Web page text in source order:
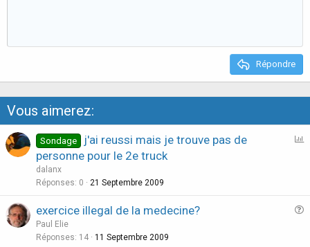
Répondre
Vous aimerez:
Sondage
j'ai reussi mais je trouve pas de
personne pour le 2e truck
dalanx
Réponses 0 21 Septembre 2009
exercice illegal de la medecine?
Paul Elie
Réponses 14 11 Septembre 2009